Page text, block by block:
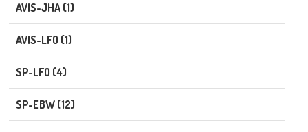
AVIS-JHA (1)
AVIS-LFO (1)
SP-LFO (4)
SP-EBW (12)